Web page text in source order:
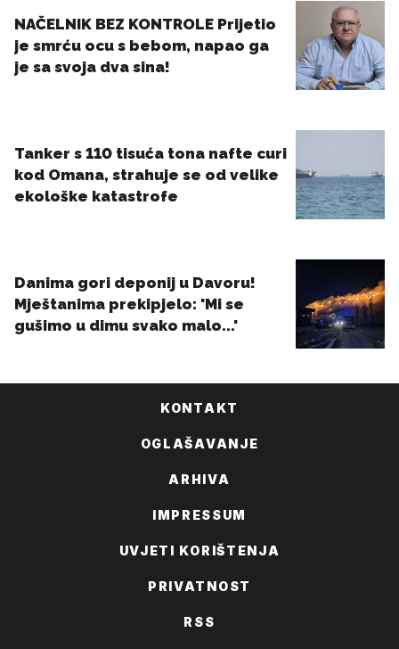
KONTAKT
OGLAŠAVANJE
ARHIVA
IMPRESSUM
UVJETI KORIŠTENJA
PRIVATNOST
RSS